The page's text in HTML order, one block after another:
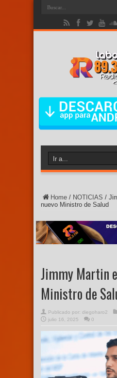
Home / NOTICIAS /
nuevo Ministro de Salud
Jimmy Martin
Ministro de
Publicado por: diegoharo2
julio 16, 2025
0